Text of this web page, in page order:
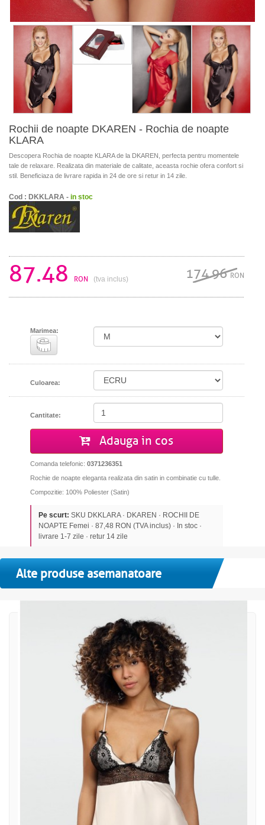
Rochii de noapte DKAREN - Rochia de noapte
KLARA
Descopera Rochia de noapte KLARA de la DKAREN, perfecta pentru momentele
tale de relaxare. Realizata din materiale de calitate, aceasta rochie ofera confort si
stil. Beneficiaza de livrare rapida in 24 de ore si retur in 14 zile.
Cod : DKKLARA - in stoc
87.48 RON (tva inclus) 174.96RON
Marimea:
Culoarea:
Cantitate:
Adauga in cos
Comanda telefonic: 0371236351
Rochie de noapte eleganta realizata din satin in combinatie cu tulle.
Compozitie: 100% Poliester (Satin)
Pe scurt: SKU DKKLARA · DKAREN · ROCHII DE
NOAPTE Femei · 87,48 RON (TVA inclus) · In stoc ·
livrare 1-7 zile · retur 14 zile
Alte produse asemanatoare